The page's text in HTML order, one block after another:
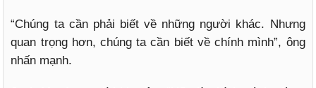
“Chúng ta cần phải biết về những người khác. Nhưng
quan trọng hơn, chúng ta cần biết về chính mình”, ông
nhấn mạnh.